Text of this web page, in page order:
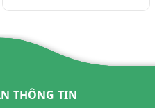
THÔNG TIN